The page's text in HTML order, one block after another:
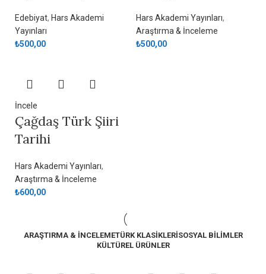
Edebiyat, Hars Akademi
Yayınları
₺500,00
Hars Akademi Yayınları,
Araştırma & İnceleme
₺500,00
İncele
Çağdaş Türk Şiiri
Tarihi
Hars Akademi Yayınları,
Araştırma & İnceleme
₺600,00
ARAŞTIRMA & İNCELEMETÜRK KLASIKLERISOSYAL BILIMLER
KÜLTÜREL ÜRÜNLER